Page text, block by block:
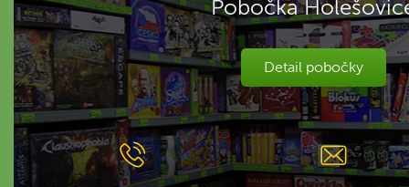
Pobočka
Detail pobočky